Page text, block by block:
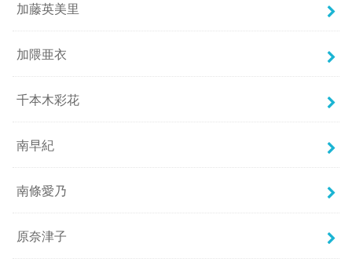
加藤英美里
加隈亜衣
千本木彩花
南早紀
南條愛乃
原奈津子